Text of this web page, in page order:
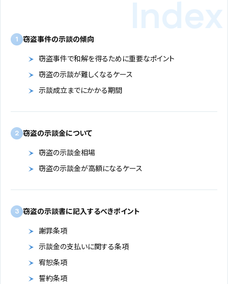
1 窃盗事件の示談の傾向
窃盗事件で和解を得るために重要なポイント
窃盗の示談が難しくなるケース
示談成立までにかかる期間
2 窃盗の示談金について
窃盗の示談金相場
窃盗の示談金が高額になるケース
3 窃盗の示談書に記入するべきポイント
謝罪条項
示談金の支払いに関する条項
宥恕条項
誓約条項